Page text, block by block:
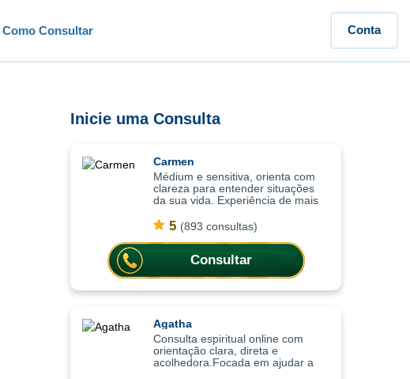
Como Consultar Conta
Inicie uma Consulta
Carmen
Médium e sensitiva, orienta com
clareza para entender situações
da sua vida. Experiência de mais
práticas espirituais, as consultas
ajudam a compreender situações c
5 (893 consultas)
Consultar
Agatha
Consulta espiritual online com
orientação clara, direta e
acolhedora.Focada em ajudar a